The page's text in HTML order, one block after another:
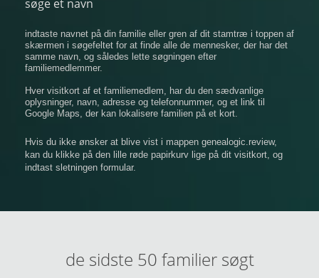
søge et navn
indtaste navnet på din familie eller gren af ​​dit stamtræ i toppen af
​​skærmen i søgefeltet for at finde alle de mennesker, der har det
samme navn, og således lette søgningen efter
familiemedlemmer.
Hver visitkort af et familiemedlem, har du den sædvanlige
oplysninger, navn, adresse og telefonnummer, og et link til
Google Maps, der kan lokalisere familien på et kort.
Hvis du ikke ønsker at blive vist i mappen genealogic.review,
kan du klikke på den lille røde papirkurv lige på dit visitkort, og
indtast sletningen formular.
de sidste 50 familier søgt